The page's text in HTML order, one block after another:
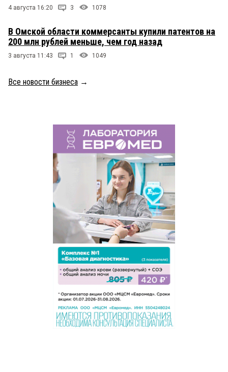
4 августа 16:20 3 1078
В Омской области коммерсанты купили патентов на
200 млн рублей меньше, чем год назад
3 августа 11:43 1 1049
Все новости бизнеса →